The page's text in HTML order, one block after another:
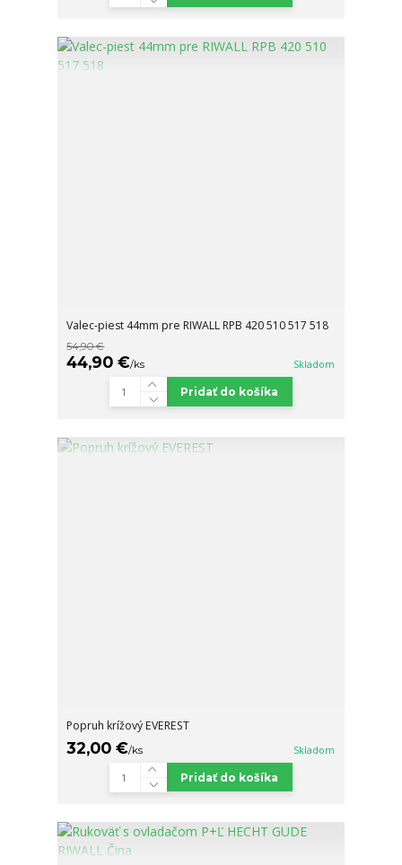
Valec-piest 44mm pre RIWALL RPB 420 510 517 518
54,90 €
44,90 €/ks Skladom
Pridať do košíka
Popruh krížový EVEREST
32,00 €/ks Skladom
Pridať do košíka